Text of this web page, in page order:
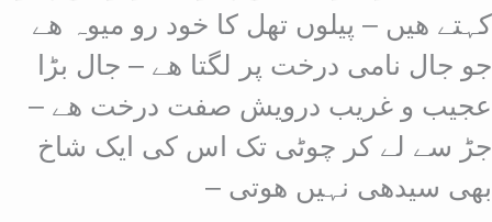
کہتے ھیں – پیلوں تھل کا خود رو میوہ ھے
جو جال نامی درخت پر لگتا ھے – جال بڑا
عجیب و غریب درویش صفت درخت ھے –
جڑ سے لے کر چوٹی تک اس کی ایک شاخ
بھی سیدھی نہیں ھوتی –